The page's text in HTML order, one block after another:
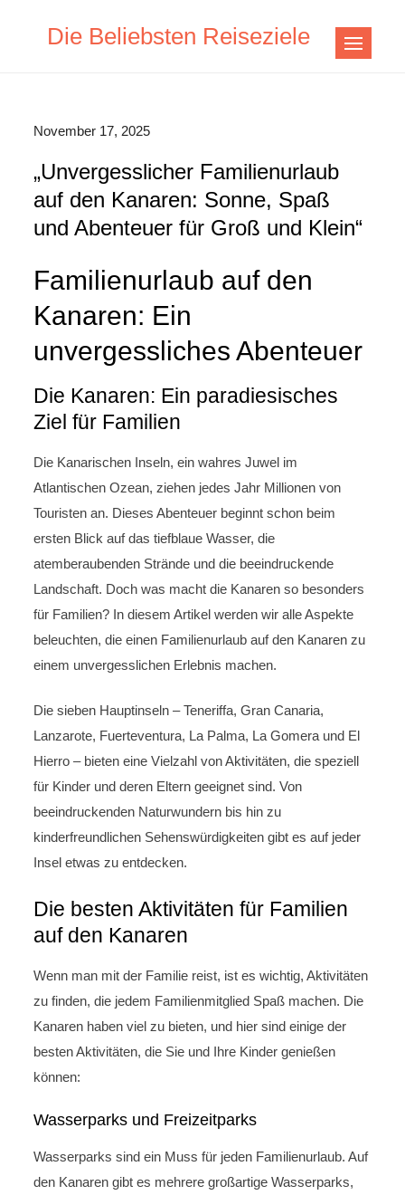
Die Beliebsten Reiseziele
November 17, 2025
„Unvergesslicher Familienurlaub
auf den Kanaren: Sonne, Spaß
und Abenteuer für Groß und Klein“
Familienurlaub auf den
Kanaren: Ein
unvergessliches Abenteuer
Die Kanaren: Ein paradiesisches
Ziel für Familien
Die Kanarischen Inseln, ein wahres Juwel im
Atlantischen Ozean, ziehen jedes Jahr Millionen von
Touristen an. Dieses Abenteuer beginnt schon beim
ersten Blick auf das tiefblaue Wasser, die
atemberaubenden Strände und die beeindruckende
Landschaft. Doch was macht die Kanaren so besonders
für Familien? In diesem Artikel werden wir alle Aspekte
beleuchten, die einen Familienurlaub auf den Kanaren zu
einem unvergesslichen Erlebnis machen.
Die sieben Hauptinseln – Teneriffa, Gran Canaria,
Lanzarote, Fuerteventura, La Palma, La Gomera und El
Hierro – bieten eine Vielzahl von Aktivitäten, die speziell
für Kinder und deren Eltern geeignet sind. Von
beeindruckenden Naturwundern bis hin zu
kinderfreundlichen Sehenswürdigkeiten gibt es auf jeder
Insel etwas zu entdecken.
Die besten Aktivitäten für Familien
auf den Kanaren
Wenn man mit der Familie reist, ist es wichtig, Aktivitäten
zu finden, die jedem Familienmitglied Spaß machen. Die
Kanaren haben viel zu bieten, und hier sind einige der
besten Aktivitäten, die Sie und Ihre Kinder genießen
können:
Wasserparks und Freizeitparks
Wasserparks sind ein Muss für jeden Familienurlaub. Auf
den Kanaren gibt es mehrere großartige Wasserparks,